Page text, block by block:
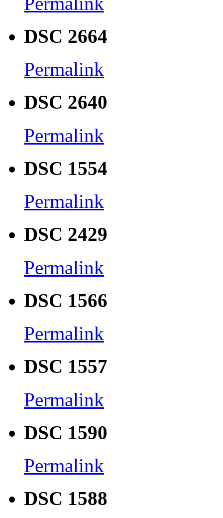
DSC 2664
Permalink
DSC 2640
Permalink
DSC 1554
Permalink
DSC 2429
Permalink
DSC 1566
Permalink
DSC 1557
Permalink
DSC 1590
Permalink
DSC 1588